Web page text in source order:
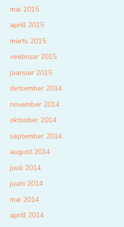
mai 2015
aprill 2015
märts 2015
veebruar 2015
jaanuar 2015
detsember 2014
november 2014
oktoober 2014
september 2014
august 2014
juuli 2014
juuni 2014
mai 2014
aprill 2014